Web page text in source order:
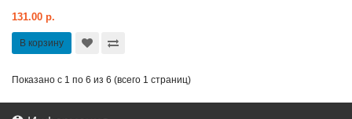
131.00 р.
В корзину
Показано с 1 по 6 из 6 (всего 1 страниц)